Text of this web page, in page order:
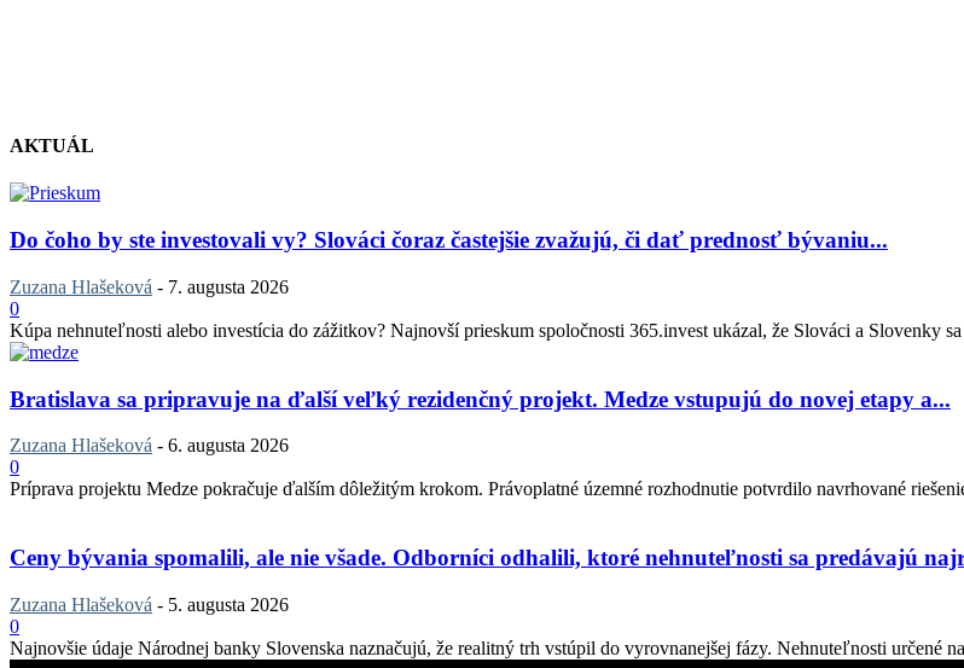
AKTUÁL
Do čoho by ste investovali vy? Slováci čoraz častejšie zvažujú, či dať prednosť bývaniu...
Zuzana Hlašeková - 7. augusta 2026
0
Kúpa nehnuteľnosti alebo investícia do zážitkov? Najnovší prieskum spoločnosti 365.invest ukázal, že Slováci a Slovenky
Bratislava sa pripravuje na ďalší veľký rezidenčný projekt. Medze vstupujú do novej etapy a...
Zuzana Hlašeková - 6. augusta 2026
0
Príprava projektu Medze pokračuje ďalším dôležitým krokom. Právoplatné územné rozhodnutie potvrdilo navrhované
Ceny bývania spomalili, ale nie všade. Odborníci odhalili, ktoré nehnuteľnosti sa predávajú
Zuzana Hlašeková - 5. augusta 2026
0
Najnovšie údaje Národnej banky Slovenska naznačujú, že realitný trh vstúpil do vyrovnanejšej fázy. Nehnuteľnosti určené